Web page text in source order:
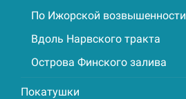
По Ижорской возвышенности
Вдоль Нарвского тракта
Острова Финского залива
Покатушки